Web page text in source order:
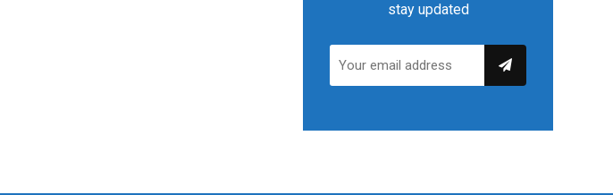
stay updated